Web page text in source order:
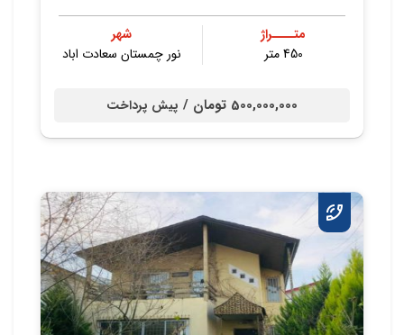
متــــراژ
450 متر
شهر
نور چمستان سعادت اباد
500,000,000 تومان / پیش پرداخت